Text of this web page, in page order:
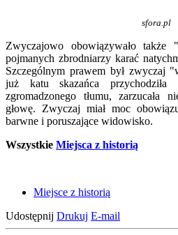
sfora.pl
Zwyczajowo obowiązywało także
pojmanych zbrodniarzy karać
Szczególnym prawem był zwyczaj
już katu skazańca
zgromadzonego tłumu, zarzucała
głowę. Zwyczaj miał moc
barwne i poruszające widowisko.
Wszystkie Miejsca z historią
Miejsce z historią
Udostępnij Drukuj E-mail